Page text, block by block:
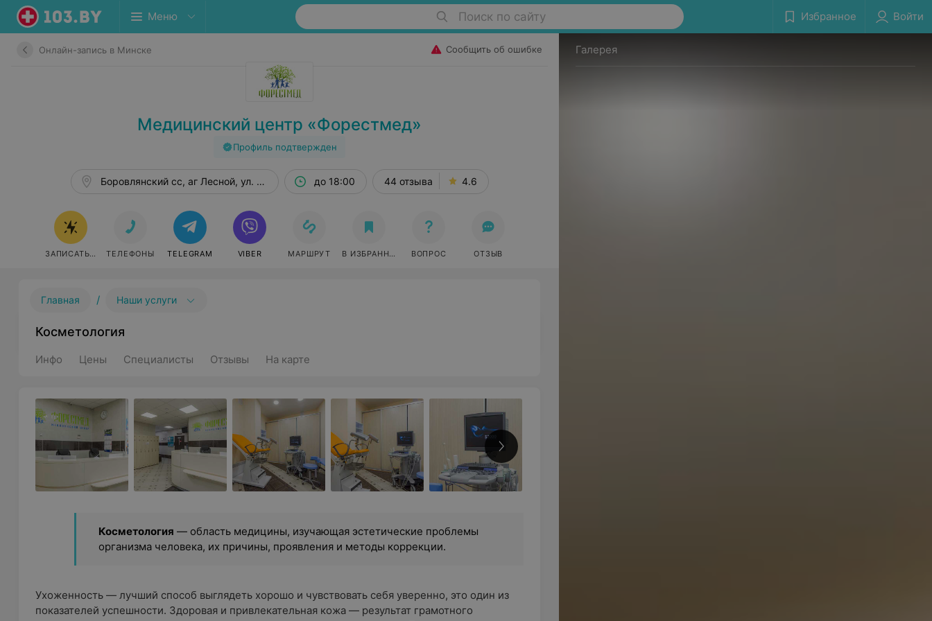
Меню Поиск по сайту Избранное Войти
Онлайн-запись в Минске Сообщить об ошибке
Медицинский центр «Форестмед»
Профиль подтвержден
Боровлянский сс, аг Лесной, ул. Мирная, 19Вдо 18:00 44 отзыва 4.6
ЗАПИСАТЬСЯ ОНЛАЙН
ТЕЛЕФОНЫ TELEGRAM VIBER МАРШРУТ В ИЗБРАННОЕ ВОПРОС ОТЗЫВ
Главная / Наши услуги
Косметология
Инфо Цены Специалисты Отзывы На карте
Косметология — область медицины, изучающая эстетические проблемы
организма человека, их причины, проявления и методы коррекции.
Ухоженность — лучший способ выглядеть хорошо и чувствовать себя уверенно, это один из
показателей успешности. Здоровая и привлекательная кожа — результат грамотного
Галерея